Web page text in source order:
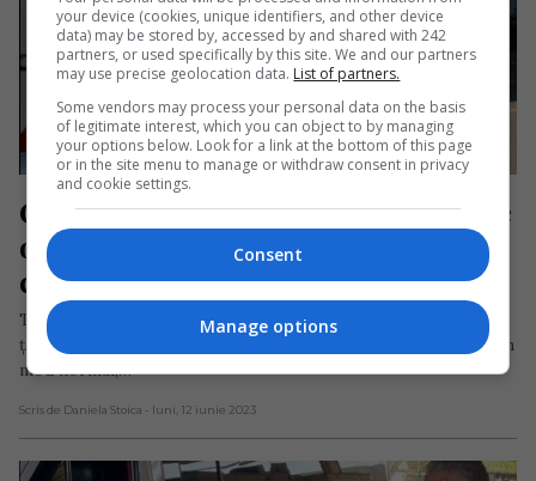
Cantitatea de alcool și tutun pe care
o puteți transporta atunci când
călătoriți în UE
Transportul de băuturi alcoolice și produse din tutun între
țările Uniunii Europene (UE) este supus regulilor specifice. În
mod normal,…
Scris de Daniela Stoica - luni, 12 iunie 2023
your device (cookies, unique identifiers, and other device
data) may be stored by, accessed by and shared with 242
partners, or used specifically by this site. We and our partners
may use precise geolocation data. List of partners.
Some vendors may process your personal data on the basis
of legitimate interest, which you can object to by managing
your options below. Look for a link at the bottom of this page
or in the site menu to manage or withdraw consent in privacy
and cookie settings.
Consent
Manage options